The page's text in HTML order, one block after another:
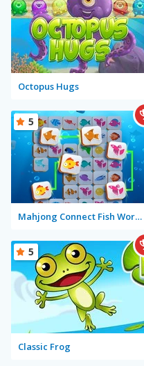
Octopus Hugs
Mahjong Connect Fish World
5
Classic Frog
5